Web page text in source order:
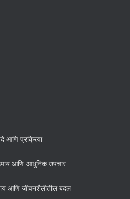
आणि प्रक्रिया
आणि आधुनिक उपचार
आणि जीवनशैलीतील बदल